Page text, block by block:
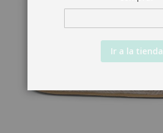
Ir a la tienda